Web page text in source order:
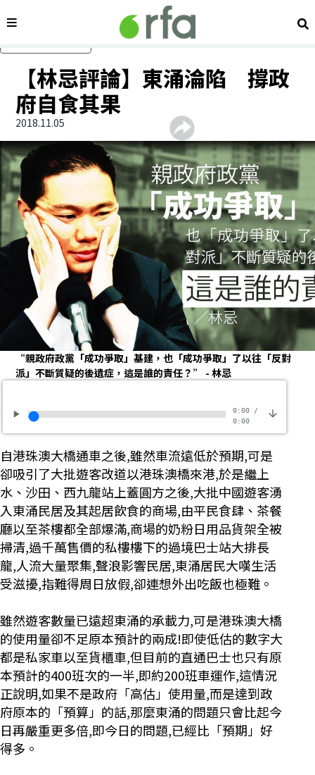
內容分類 搜
【林忌評論】東涌淪陷 撐政
府自食其果
2018.11.05
“親政府政黨「成功爭取」基建，也「成功爭取」了以往「反對
派」不斷質疑的後遺症，這是誰的責任？” - 林忌
0:00/
0:00
自港珠澳大橋通車之後,雖然車流遠低於預期,可是
卻吸引了大批遊客改道以港珠澳橋來港,於是繼上
水、沙田、西九龍站上蓋圓方之後,大批中國遊客湧
入東涌民居及其起居飲食的商場,由平民食肆、茶餐
廳以至茶樓都全部爆滿,商場的奶粉日用品貨架全被
掃清,過千萬售價的私樓樓下的過境巴士站大排長
龍,人流大量聚集,聲浪影響民居,東涌居民大嘆生活
受滋擾,指難得周日放假,卻連想外出吃飯也極難。
雖然遊客數量已遠超東涌的承載力,可是港珠澳大橋
的使用量卻不足原本預計的兩成!即使低估的數字大
都是私家車以至貨櫃車,但目前的直通巴士也只有原
本預計的400班次的一半,即約200班車運作,這情況
正說明,如果不是政府「高估」使用量,而是達到政
府原本的「預算」的話,那麼東涌的問題只會比起今
日再嚴重更多倍,即今日的問題,已經比「預期」好
得多。